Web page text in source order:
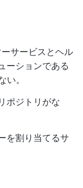
サービスとヘル
ーションである
い。
ポジトリがな
を割り当てるサ